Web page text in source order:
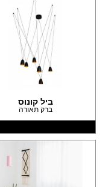
ביל קונוס
ברק תאורה